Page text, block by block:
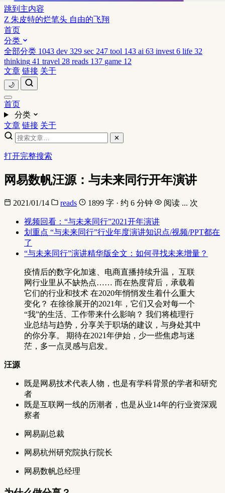
跳到主内容
Z 朱皮特的烂笔头 自由的飞翔
首页
分类
全部分类 1043 dev 329 sec 247 tool 143 ai 63 invest 6 life 32
thinking 41 travel 28 reads 137 game 12
文章 链接 关于
🌙
首页
分类
文章 链接 关于
✕
打开完整搜索
网易数帆汪源：与未来同行开年演讲
2021/01/14 reads 1899 字 · 约 6 分钟 阅读 ... 次
视频回看：“与未来同行”2021开年演讲
划重点 “与未来同行”行业年度演讲知识点/视频/PPT都在
了
“与未来同行”演讲精华版全文：如何寻找未来增量？
疫情后的数字化加速、电商直播持续升温， 互联
网行业里从不缺热点…… 而在热度背后，承载着
它们的行业和技术 在2020年悄悄发生着什么重大
变化？ 在徐徐展开的2021年，它们又会对每一个
“我”的生活、工作带来什么影响？ 我们将梳理行
业总结与趋势，分享关于职场的建议，与身处其中
的你分享。 期待在2021年伊始，少一些焦虑与迷
茫，多一点灵感与启发。
汪源
既是网易技术代表人物，也是有学科背景的学者和研究
者
既是互联网一线的历潮者，也是从业14年的行业资深观
察者
网易副总裁
网易杭州研究院执行院长
网易数帆总经理